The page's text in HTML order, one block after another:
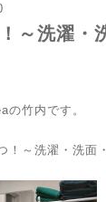
～洗濯・
の竹内です。
！～洗濯・洗面